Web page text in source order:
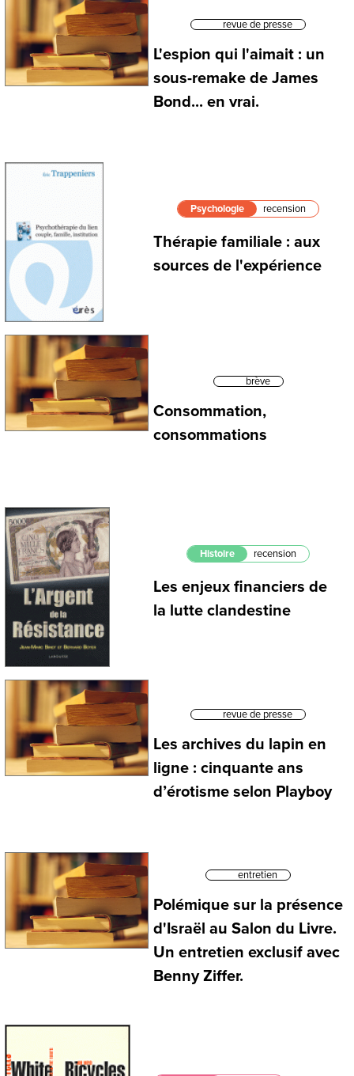
revue de presse
L'espion qui l'aimait : un
sous-remake de James
Bond... en vrai.
Psychologie recension
Thérapie familiale : aux
sources de l'expérience
brève
Consommation,
consommations
Histoire recension
Les enjeux financiers de
la lutte clandestine
revue de presse
Les archives du lapin en
ligne : cinquante ans
d’érotisme selon Playboy
entretien
Polémique sur la présence
d'Israël au Salon du Livre.
Un entretien exclusif avec
Benny Ziffer.